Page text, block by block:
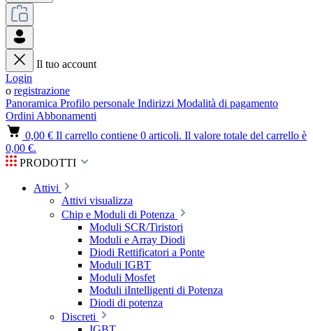
Il tuo account
Login
o registrazione
Panoramica Profilo personale Indirizzi Modalità di pagamento
Ordini Abbonamenti
0,00 € Il carrello contiene 0 articoli. Il valore totale del carrello è
0,00 €.
PRODOTTI
Attivi
Attivi visualizza
Chip e Moduli di Potenza
Moduli SCR/Tiristori
Moduli e Array Diodi
Diodi Rettificatori a Ponte
Moduli IGBT
Moduli Mosfet
Moduli iIntelligenti di Potenza
Diodi di potenza
Discreti